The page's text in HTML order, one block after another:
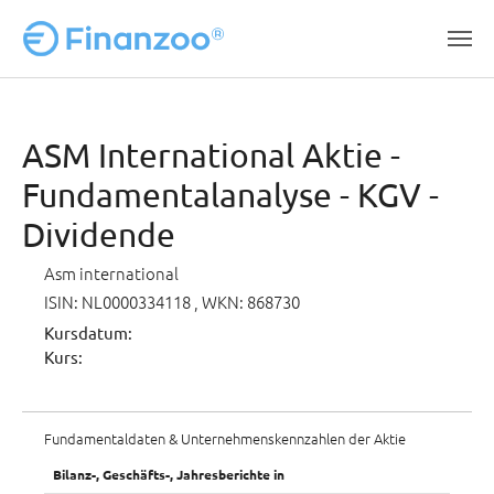
ASM International Aktie -
Fundamentalanalyse - KGV -
Dividende
Asm international
ISIN: NL0000334118 , WKN: 868730
Kursdatum:
Kurs:
Fundamentaldaten & Unternehmenskennzahlen der Aktie
Bilanz-, Geschäfts-, Jahresberichte in